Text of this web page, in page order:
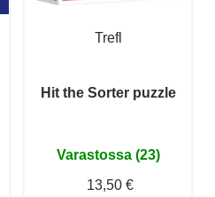
Trefl
Hit the Sorter puzzle
Varastossa (23)
13,50 €